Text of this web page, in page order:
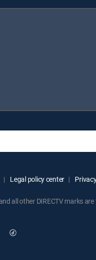
Legal policy center
all other DIRECTV marks